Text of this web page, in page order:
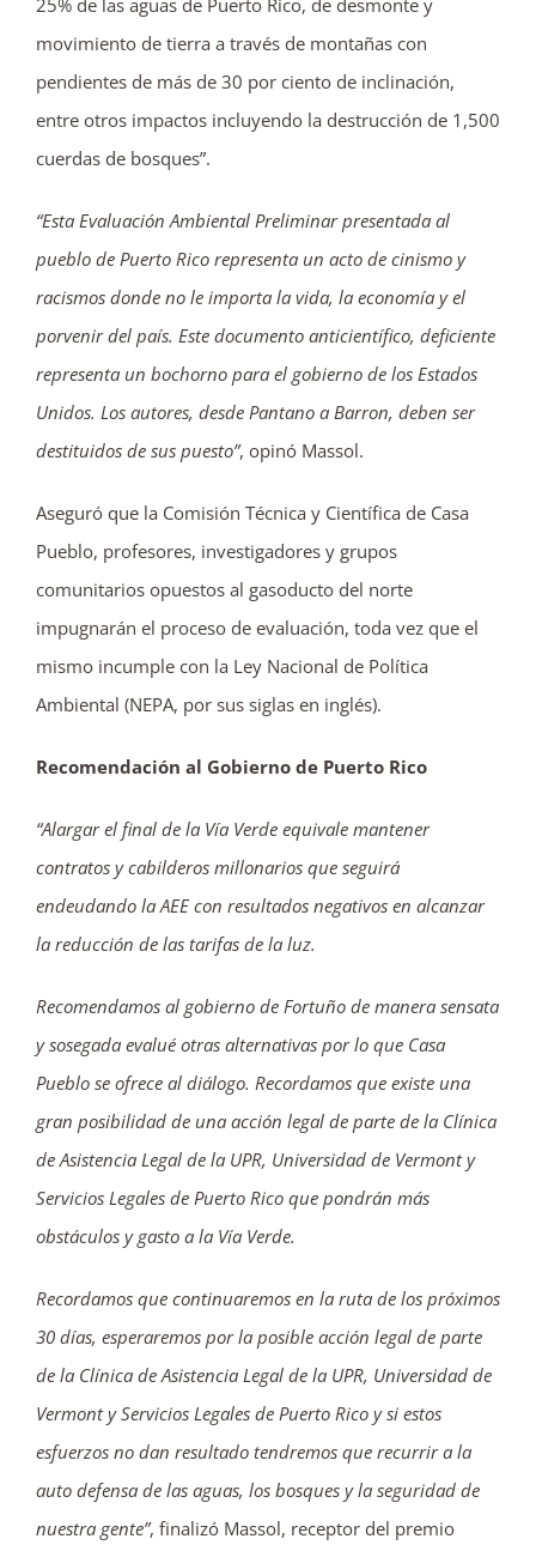
25% de las aguas de Puerto Rico, de desmonte y
movimiento de tierra a través de montañas con
pendientes de más de 30 por ciento de inclinación,
entre otros impactos incluyendo la destrucción de 1,500
cuerdas de bosques”.
“Esta Evaluación Ambiental Preliminar presentada al
pueblo de Puerto Rico representa un acto de cinismo y
racismos donde no le importa la vida, la economía y el
porvenir del país. Este documento anticientífico, deficiente
representa un bochorno para el gobierno de los Estados
Unidos. Los autores, desde Pantano a Barron, deben ser
destituidos de sus puesto”, opinó Massol.
Aseguró que la Comisión Técnica y Científica de Casa
Pueblo, profesores, investigadores y grupos
comunitarios opuestos al gasoducto del norte
impugnarán el proceso de evaluación, toda vez que el
mismo incumple con la Ley Nacional de Política
Ambiental (NEPA, por sus siglas en inglés).
Recomendación al Gobierno de Puerto Rico
“Alargar el final de la Vía Verde equivale mantener
contratos y cabilderos millonarios que seguirá
endeudando la AEE con resultados negativos en alcanzar
la reducción de las tarifas de la luz.
Recomendamos al gobierno de Fortuño de manera sensata
y sosegada evalué otras alternativas por lo que Casa
Pueblo se ofrece al diálogo. Recordamos que existe una
gran posibilidad de una acción legal de parte de la Clínica
de Asistencia Legal de la UPR, Universidad de Vermont y
Servicios Legales de Puerto Rico que pondrán más
obstáculos y gasto a la Vía Verde.
Recordamos que continuaremos en la ruta de los próximos
30 días, esperaremos por la posible acción legal de parte
de la Clínica de Asistencia Legal de la UPR, Universidad de
Vermont y Servicios Legales de Puerto Rico y si estos
esfuerzos no dan resultado tendremos que recurrir a la
auto defensa de las aguas, los bosques y la seguridad de
nuestra gente”, finalizó Massol, receptor del premio